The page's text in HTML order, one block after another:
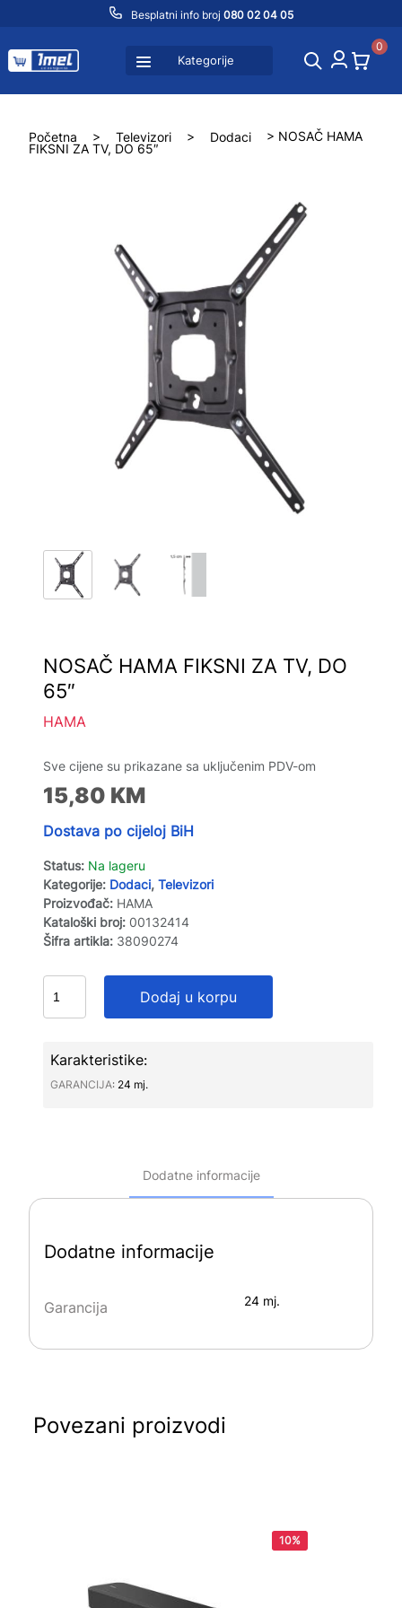
Besplatni info broj 080 02 04 05
Kategorije
0
Početna > Televizori > Dodaci
> NOSAČ HAMA
FIKSNI ZA TV, DO 65″
NOSAČ HAMA FIKSNI ZA TV, DO
65″
HAMA
Sve cijene su prikazane sa uključenim PDV-om
15,80 KM
Dostava po cijeloj BiH
Status: Na lageru
Kategorije: Dodaci, Televizori
Proizvođač: HAMA
Kataloški broj: 00132414
Šifra artikla: 38090274
Dodaj u korpu
Karakteristike:
GARANCIJA∶ 24 mj.
Dodatne informacije
Dodatne informacije
Garancija 24 mj.
Povezani proizvodi
10%